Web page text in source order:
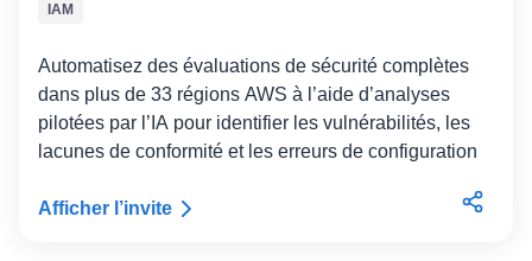
IAM
Automatisez des évaluations de sécurité complètes
dans plus de 33 régions AWS à l’aide d’analyses
pilotées par l’IA pour identifier les vulnérabilités, les
lacunes de conformité et les erreurs de configuration
Afficher l’invite